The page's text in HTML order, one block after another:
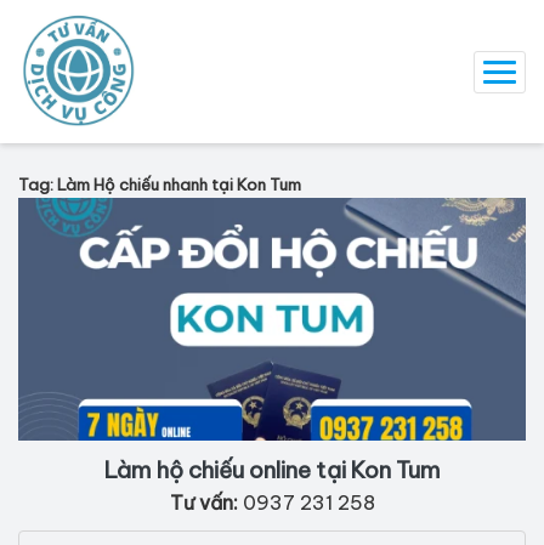
Tag: Làm Hộ chiếu nhanh tại Kon Tum
Làm hộ chiếu online tại Kon Tum
Tư vấn: 0937 231 258